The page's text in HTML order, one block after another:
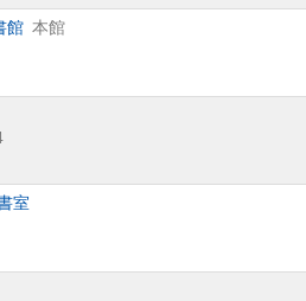
館 本館
室